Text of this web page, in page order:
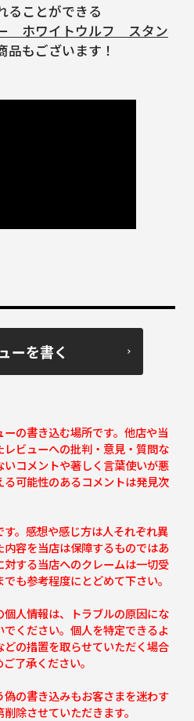
ることができる
ー ホワイトウルフ スタン
品もございます！
ーを書く
の書き込む場所です。他店や当
ビューへの批判・意見・質問な
コメントや著しく言葉使いが悪
可能性のあるコメントは発見次
。感想や感じ方は人それぞれ異
容を当店は保障するものではあ
する当店へのクレームは一切受
も参考程度にとどめて下さい。
人情報は、トラブルの原因にな
ください。個人を特定できるよ
の措置を取らせていただく場合
了承ください。
の書き込みもお客さまを迷わす
除させていただきます。